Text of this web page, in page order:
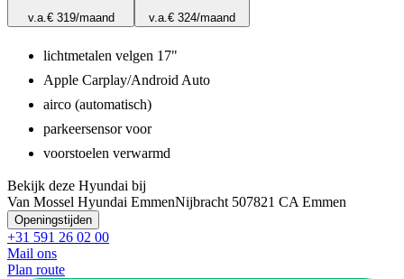
v.a.€ 319/maand
v.a.€ 324/maand
lichtmetalen velgen 17"
Apple Carplay/Android Auto
airco (automatisch)
parkeersensor voor
voorstoelen verwarmd
Bekijk deze Hyundai bij
Van Mossel Hyundai EmmenNijbracht 507821 CA Emmen
Openingstijden
+31 591 26 02 00
Mail ons
Plan route